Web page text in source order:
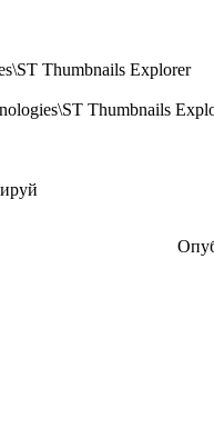
Thumbnails Explorer
Thumbnails